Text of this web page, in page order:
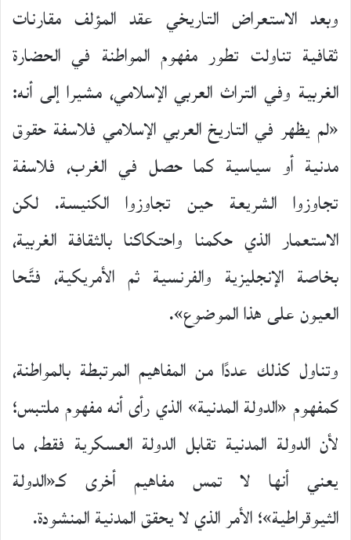
وبعد الاستعراض التاريخي عقد المؤلف مقارنات
ثقافية تناولت تطور مفهوم المواطنة في الحضارة
الغربية وفي التراث العربي الإسلامي، مشيرا إلى أنه:
«لم يظهر في التاريخ العربي الإسلامي فلاسفة حقوق
مدنية أو سياسية كما حصل في الغرب، فلاسفة
تجاوزوا الشريعة حين تجاوزوا الكنيسة. لكن
الاستعمار الذي حكمنا واحتكاكنا بالثقافة الغربية،
بخاصة الإنجليزية والفرنسية ثم الأمريكية، فتَّحا
العيون على هذا الموضوع».
وتناول كذلك عددًا من المفاهيم المرتبطة بالمواطنة،
كمفهوم «الدولة المدنية» الذي رأى أنه مفهوم ملتبس؛
لأن الدولة المدنية تقابل الدولة العسكرية فقط، ما
يعني أنها لا تمس مفاهيم أخرى كـ«الدولة
الثيوقراطية»؛ الأمر الذي لا يحقق المدنية المنشودة.